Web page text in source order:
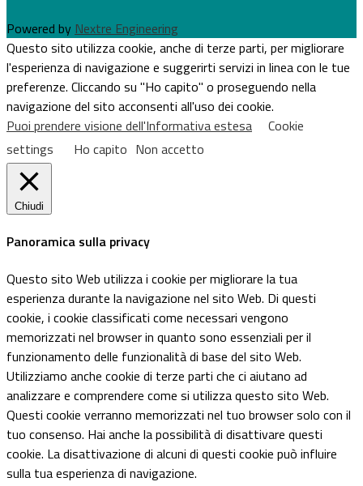
Powered by Nextre Engineering
Questo sito utilizza cookie, anche di terze parti, per migliorare
l'esperienza di navigazione e suggerirti servizi in linea con le tue
preferenze. Cliccando su "Ho capito" o proseguendo nella
navigazione del sito acconsenti all'uso dei cookie.
Puoi prendere visione dell'Informativa estesa
Cookie
settings
Ho capito Non accetto
Chiudi
Panoramica sulla privacy
Questo sito Web utilizza i cookie per migliorare la tua
esperienza durante la navigazione nel sito Web. Di questi
cookie, i cookie classificati come necessari vengono
memorizzati nel browser in quanto sono essenziali per il
funzionamento delle funzionalità di base del sito Web.
Utilizziamo anche cookie di terze parti che ci aiutano ad
analizzare e comprendere come si utilizza questo sito Web.
Questi cookie verranno memorizzati nel tuo browser solo con il
tuo consenso. Hai anche la possibilità di disattivare questi
cookie. La disattivazione di alcuni di questi cookie può influire
sulla tua esperienza di navigazione.